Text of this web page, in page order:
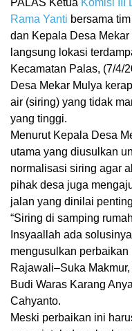
Rama Yanti bersama
dan Kepala Desa
langsung lokasi
Kecamatan Palas, (7/4/
Desa Mekar Mulya
air (siring) yang tidak
yang tinggi.
Menurut Kepala Desa
utama yang diusulkan
normalisasi siring agar
pihak desa juga
jalan yang dinilai
“Siring di samping
Insyaallah ada
mengusulkan
Rajawali–Suka
Budi Waras Karang
Cahyanto.
Meski perbaikan ini